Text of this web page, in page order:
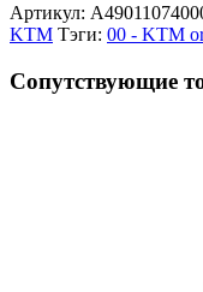
Артикул:
KTM Тэги: 00 - KTM
Сопутствующие